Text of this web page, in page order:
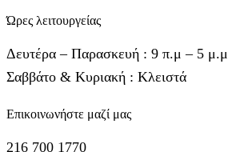
Ώρες λειτουργείας
Δευτέρα – Παρασκευή : 9 π.μ – 5 μ.μ
Σαββάτο & Κυριακή : Κλειστά
Επικοινωνήστε μαζί μας
216 700 1770